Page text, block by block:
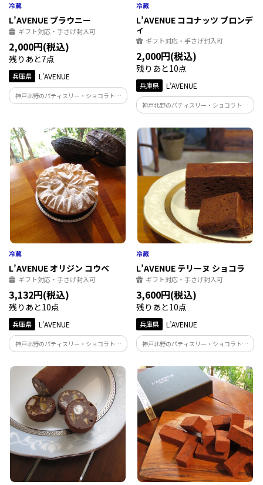
L’AVENUE ブラウニー
ギフト対応・手さげ封入可
2,000円(税込)
残りあと7点
兵庫県 L’AVENUE
神戸北野のパティスリー・ショコラトリ
ー「L'AVENUE」の『BROWNIES』 完熟バ
ウニー 香ばしくローストした胡桃のアク
セント
L’AVENUE ココナッツ ブロンデ
ィ
ギフト対応・手さげ封入可
2,000円(税込)
残りあと10点
兵庫県 L’AVENUE
神戸北野のパティスリー・ショコラトリ
ー「L'AVENUE」の『COCONUTS
BLONDIES』 ココナッツとホワイトチョ
コレートのブラウニー マカダミアナッツ
とクランベリーのアクセント
L’AVENUE オリジン コウベ
ギフト対応・手さげ封入可
3,132円(税込)
残りあと10点
兵庫県 L’AVENUE
神戸北野のパティスリー・ショコラトリ
ー「L'AVENUE」の『ORIGINE KOBE』 コ
ーヒー風味のブラウニーをタルト生地と
ダックワーズでサンド ソーテルヌワイン
に漬込んだレーズンのアクセント
L’AVENUE テリーヌ ショコラ
ギフト対応・手さげ封入可
3,600円(税込)
残りあと10点
兵庫県 L’AVENUE
神戸北野のパティスリー・ショコラトリ
ー「L'AVENUE」の『TERRINE
CHOCOLAT』 オリジナルブレンドのチョ
コレートを使用した 力強いカカオの薫り
と、口の中で溶けるような食感が特徴